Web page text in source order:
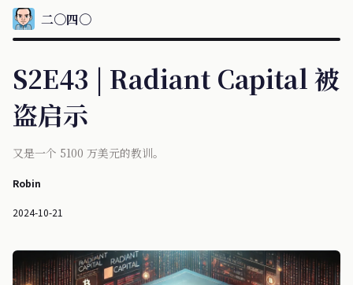
二〇四〇
S2E43 | Radiant Capital 被
盗启示
又是一个 5100 万美元的教训。
Robin
2024-10-21